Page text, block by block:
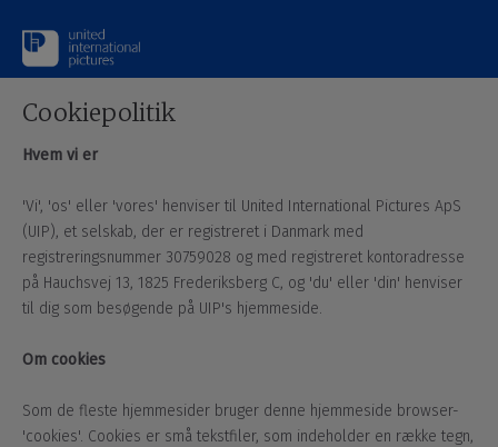
Cookiepolitik
Hvem vi er
'Vi', 'os' eller 'vores' henviser til United International Pictures ApS
(UIP), et selskab, der er registreret i Danmark med
registreringsnummer 30759028 og med registreret kontoradresse
på Hauchsvej 13, 1825 Frederiksberg C, og 'du' eller 'din' henviser
til dig som besøgende på UIP's hjemmeside.
Om cookies
Som de fleste hjemmesider bruger denne hjemmeside browser-
'cookies'. Cookies er små tekstfiler, som indeholder en række tegn,